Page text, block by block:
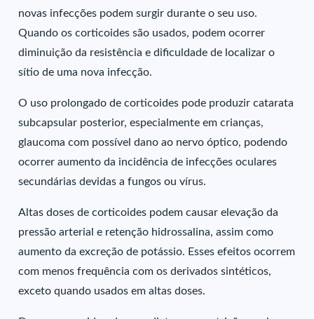
novas infecções podem surgir durante o seu uso.
Quando os corticoides são usados, podem ocorrer
diminuição da resistência e dificuldade de localizar o
sítio de uma nova infecção.
O uso prolongado de corticoides pode produzir catarata
subcapsular posterior, especialmente em crianças,
glaucoma com possível dano ao nervo óptico, podendo
ocorrer aumento da incidência de infecções oculares
secundárias devidas a fungos ou vírus.
Altas doses de corticoides podem causar elevação da
pressão arterial e retenção hidrossalina, assim como
aumento da excreção de potássio. Esses efeitos ocorrem
com menos frequência com os derivados sintéticos,
exceto quando usados em altas doses.